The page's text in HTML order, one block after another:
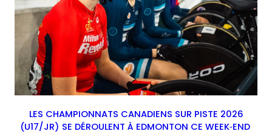
LES CHAMPIONNATS CANADIENS SUR PISTE 2026
(U17/JR) SE DÉROULENT À EDMONTON CE WEEK‑END